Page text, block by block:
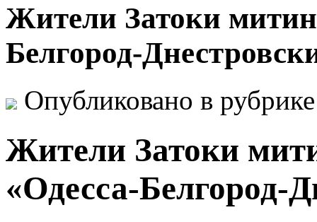
Жители Затоки
Белгород-
Опубликовано в
Жители Затоки
«Одесса-Белгород-